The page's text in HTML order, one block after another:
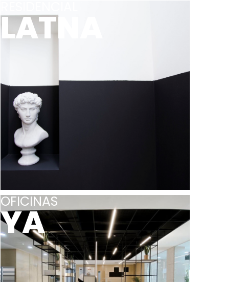
LATNA
OFICINAS
YA